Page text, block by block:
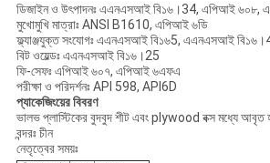
ডিজাইন ও উৎপাদনঃ এএনএসআই বি১৬।34, এপিআই ৬০৮,
মুখোমুখি মাত্রাঃ ANSI B1610, এপিআই ৬ডি
ফ্ল্যাঞ্জযুক্ত সংযোগঃ এএনএসআই বি১৬5, এএনএসআই
বিট ওয়েল্ডঃ এএনএসআই বি১৬।25
ফি-সেফঃ এপিআই ৬০৭, এপিআই ৬এফএ
পরীক্ষা ও পরিদর্শনঃ API 598, API6D
প্যাকেজিংয়ের বিবরণ
ভালভ প্লাস্টিকের বুদবুদ শীট এবং plywood বক্স মধ্যে আবৃত
বন্দরঃ চীন
নেতৃত্বের সময়ঃ